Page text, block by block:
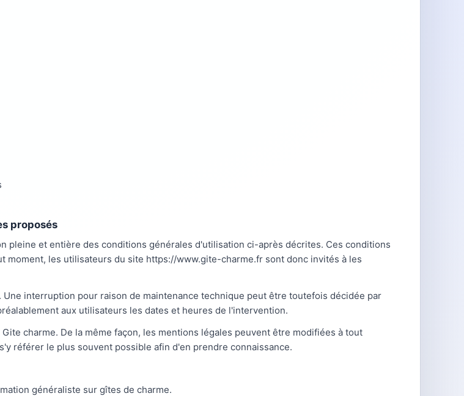
proposés
pleine et entière des conditions générales d'utilisation ci-après décrites. Ces conditions
les utilisateurs du site https://www.gite-charme.fr sont donc invités à les
interruption pour raison de maintenance technique peut être toutefois décidée par
aux utilisateurs les dates et heures de l'intervention.
charme. De la même façon, les mentions légales peuvent être modifiées à tout
référer le plus souvent possible afin d'en prendre connaissance.
généraliste sur gîtes de charme.